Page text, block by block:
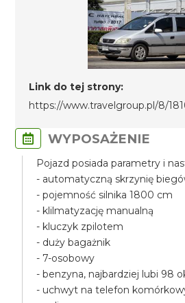
Link do tej strony:
https://www.travelgroup.pl/8/
WYPOSAŻENIE
Pojazd posiada parametry i
- automatyczną skrzynię
- pojemność silnika 1800 cm
- klilmatyzację manualną
- kluczyk zpilotem
- duży bagażnik
- 7-osobowy
- benzyna, najbardziej lubi 98
- uchwyt na telefon